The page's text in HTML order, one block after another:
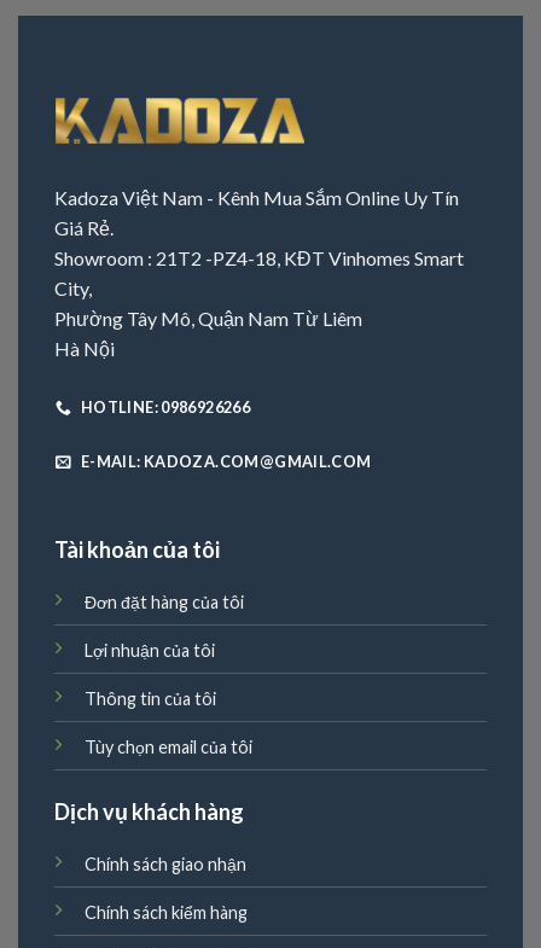
Kadoza Việt Nam - Kênh Mua Sắm Online Uy Tín
Giá Rẻ.
Showroom : 21T2 -PZ4-18, KĐT Vinhomes Smart
City,
Phường Tây Mô, Quận Nam Từ Liêm
Hà Nội
HOTLINE: 0986926266
E-MAIL: KADOZA.COM@GMAIL.COM
Tài khoản của tôi
Đơn đặt hàng của tôi
Lợi nhuận của tôi
Thông tin của tôi
Tùy chọn email của tôi
Dịch vụ khách hàng
Chính sách giao nhận
Chính sách kiểm hàng